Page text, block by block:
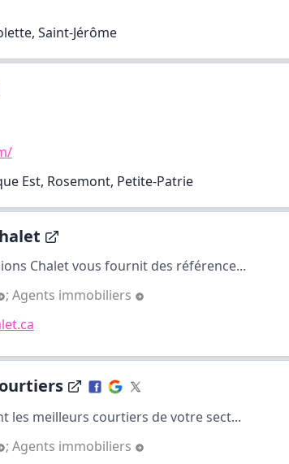
Saint-Jérôme
Est, Rosemont, Petite-Patrie
Chalet vous fournit des référence...
; Agents immobiliers
les meilleurs courtiers de votre sect...
; Agents immobiliers